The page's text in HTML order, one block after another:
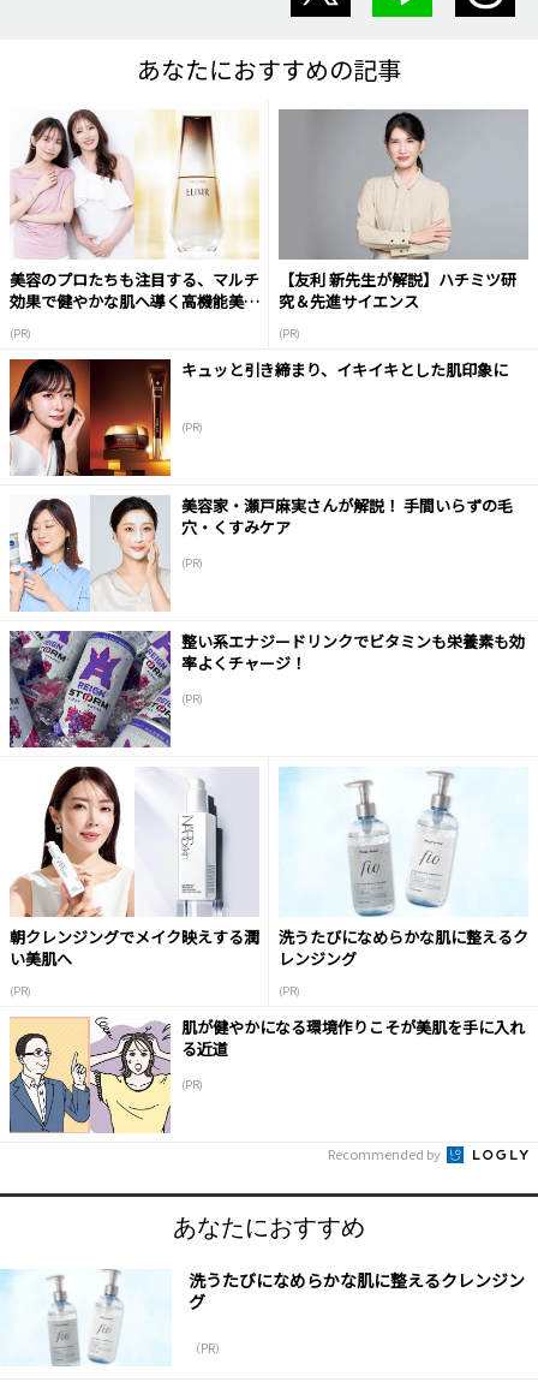
あなたにおすすめの記事
美容のプロたちも注目する、マルチ
効果で健やかな肌へ導く高機能美容
(PR)
【友利 新先生が解説】ハチミツ研
究＆先進サイエンス
(PR)
キュッと引き締まり、イキイキとした肌印象に
(PR)
美容家・瀬戸麻実さんが解説！ 手間いらずの毛
穴・くすみケア
(PR)
整い系エナジードリンクでビタミンも栄養素も効
率よくチャージ！
(PR)
朝クレンジングでメイク映えする潤
い美肌へ
(PR)
洗うたびになめらかな肌に整えるク
レンジング
(PR)
肌が健やかになる環境作りこそが美肌を手に入れ
る近道
(PR)
Recommended by
あなたにおすすめ
洗うたびになめらかな肌に整えるクレンジン
グ
（PR）